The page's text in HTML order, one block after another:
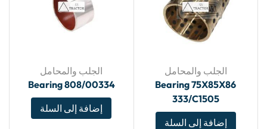
الجلب والمحامل
Bearing 75X85X86
333/C1505
إضافة إلى السلة
الجلب والمحامل
Bearing 808/00334
إضافة إلى السلة